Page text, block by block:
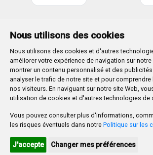
Nous utilisons des cookies
Nous utilisons des cookies et d'autres
améliorer votre expérience de navigation sur
montrer un contenu personnalisé et des
analyser le trafic de notre site et pour
nos visiteurs. En naviguant sur notre site Web,
utilisation de cookies et d'autres technologies de
Vous pouvez consulter plus d'informations,
les risques éventuels dans notre Politique sur les
J'accepte Changer mes préférences
Plaza Mayor 1- 09071
947 288 800 CIF: P-
CONTACTO | AVISOS, QUEJAS Y
CANAL DE DENUNCIAS
MAPA WEB
PROMUEVE BURGOS